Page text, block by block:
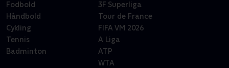
Fodbold
Håndbold
Cykling
Tennis
Badminton
3F Superliga
Tour de France
FIFA VM 2026
A Liga
ATP
WTA